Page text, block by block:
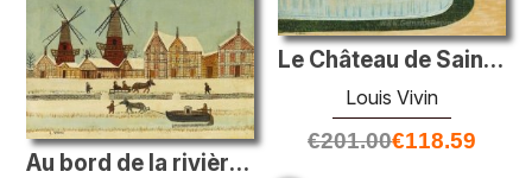
Le Château de Saint-Germain
Louis Vivin
€201.00€118.59
Au bord de la rivière en hiver